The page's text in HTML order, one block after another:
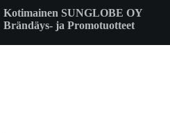
to
content
Kotimainen SUNGLOBE OY
Brändäys- ja Promotuotteet